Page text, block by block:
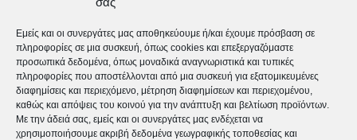
Εμείς και οι συνεργάτες μας αποθηκεύουμε ή/και έχουμε πρόσβαση σε
πληροφορίες σε μια συσκευή, όπως cookies και επεξεργαζόμαστε
προσωπικά δεδομένα, όπως μοναδικά αναγνωριστικά και τυπικές
πληροφορίες που αποστέλλονται από μια συσκευή για εξατομικευμένες
διαφημίσεις και περιεχόμενο, μέτρηση διαφημίσεων και περιεχομένου,
καθώς και απόψεις του κοινού για την ανάπτυξη και βελτίωση προϊόντων.
Με την άδειά σας, εμείς και οι συνεργάτες μας ενδέχεται να
χρησιμοποιήσουμε ακριβή δεδομένα γεωγραφικής τοποθεσίας και
δύσκολες οικονομικά συγκυρίες, αναγκάζονται να
εργάζονται πάρα πολλές ώρες, κάνοντας δυο και
τρεις δουλειές. Τα δύσκολα ωράριά τους καθιστούν
την ανάγκη για ψυχοθεραπεία, μια ανεκπλήρωτη
επιθυμία… Διαδικτυακά μπορεί να βρεθεί μια πιο
εύκολη λύση καθώς δεν χρειάζεται ο χρόνος